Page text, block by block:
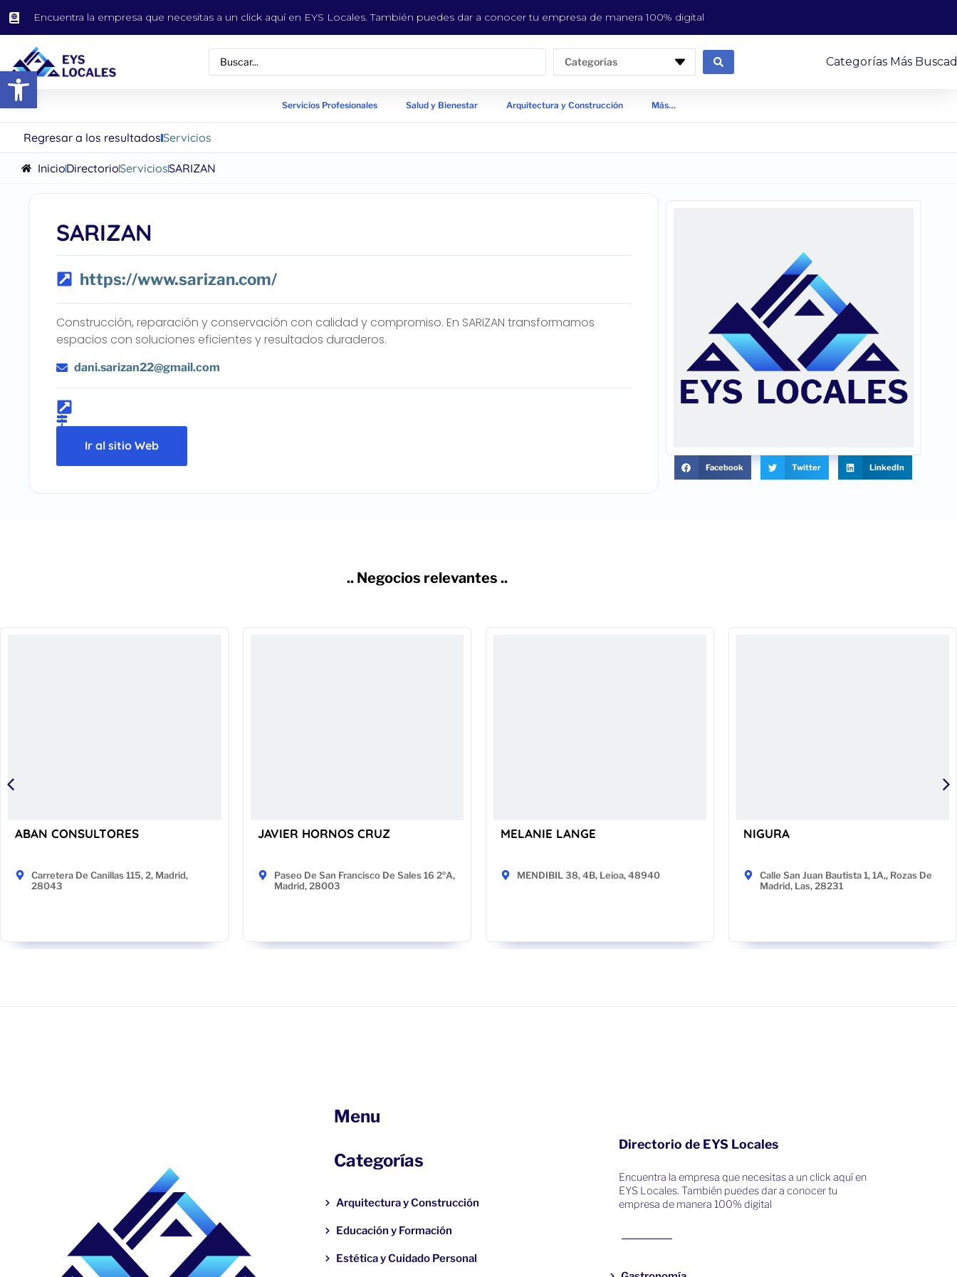
Abrir barra de herramientas
Encuentra la empresa que necesitas a un click aquí en EYS Locales. También puedes dar a conocer tu empresa de manera 100% digital
Categorías Categorías Más
Servicios Profesionales Salud y Bienestar Arquitectura y Construcción Más…
Regresar a los resultadosServicios
InicioDirectorioServiciosSARIZAN
SARIZAN
https://www.sarizan.com/
Construcción, reparación y conservación con calidad y compromiso. En SARIZAN transformamos
espacios con soluciones eficientes y resultados duraderos.
dani.sarizan22@gmail.com
Ir al sitio Web
Facebook Twitter LinkedIn
.. Negocios relevantes ..
ABAN CONSULTORES
Carretera De Canillas 115, 2, Madrid,
28043
JAVIER HORNOS CRUZ
Paseo De San Francisco De Sales 16 2ºA,
Madrid, 28003
MELANIE LANGE
MENDIBIL 38, 4B, Leioa, 48940
NIGURA
Calle San Juan Bautista 1, 1A,, Rozas De
Madrid, Las, 28231
Menu
Categorías
Arquitectura y Construcción
Educación y Formación
Estética y Cuidado Personal
Directorio de EYS Locales
Encuentra la empresa que necesitas a un click aquí en
EYS Locales. También puedes dar a conocer tu
empresa de manera 100% digital